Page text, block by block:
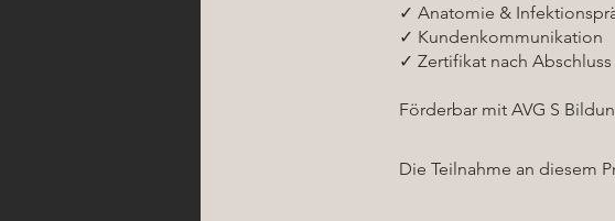
✓ Anatomie &
✓ Kundenkommunikation
✓ Zertifikat nach Abschluss
Förderbar mit AVG S
Die Teilnahme an diesem